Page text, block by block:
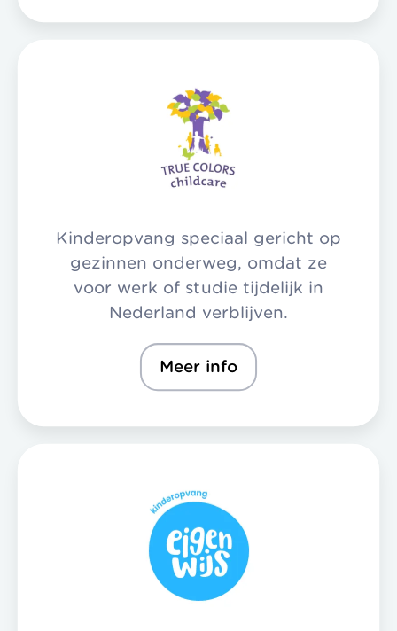
Kinderopvang speciaal gericht op
gezinnen onderweg, omdat ze
voor werk of studie tijdelijk in
Nederland verblijven.
Meer info